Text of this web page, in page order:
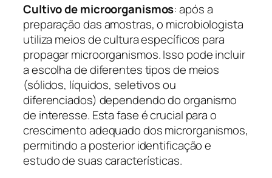
Cultivo de microorganismos: após a
preparação das amostras, o microbiologista
utiliza meios de cultura específicos para
propagar microorganismos. Isso pode incluir
a escolha de diferentes tipos de meios
(sólidos, líquidos, seletivos ou
diferenciados) dependendo do organismo
de interesse. Esta fase é crucial para o
crescimento adequado dos microrganismos,
permitindo a posterior identificação e
estudo de suas características.